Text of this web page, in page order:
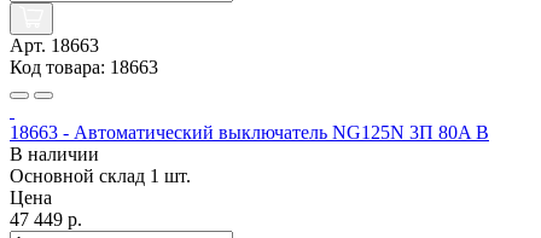
Арт. 18663
Код товара: 18663
18663 - Автоматический выключатель NG125N 3П 80A B
В наличии
Основной склад 1 шт.
Цена
47 449 р.